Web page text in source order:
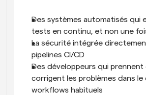
Des systèmes automatisés qui
tests en continu, et non une
La sécurité intégrée
pipelines CI/CD
Des développeurs qui prennent
corrigent les problèmes dans le
workflows habituels